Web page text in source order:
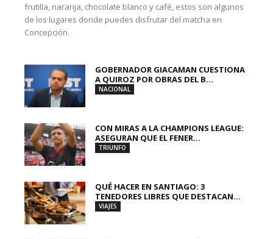
frutilla, naranja, chocolate blanco y café, estos son algunos
de los lugares donde puedes disfrutar del matcha en
Concepción.
GOBERNADOR GIACAMAN CUESTIONA
A QUIROZ POR OBRAS DEL B...
NACIONAL
CON MIRAS A LA CHAMPIONS LEAGUE:
ASEGURAN QUE EL FENER...
TRIUNFO
QUÉ HACER EN SANTIAGO: 3
TENEDORES LIBRES QUE DESTACAN...
VIAJES